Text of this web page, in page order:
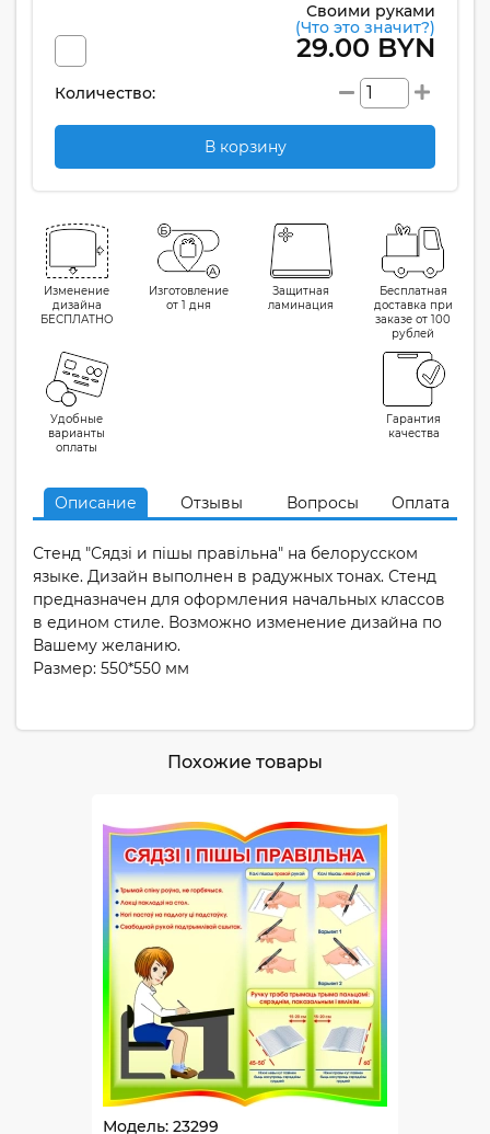
Своими руками
(Что это значит?)
29.00 BYN
Количество:
В корзину
Изменение
дизайна
БЕСПЛАТНО
Изготовление
от 1 дня
Защитная
ламинация
Бесплатная
доставка при
заказе от 100
рублей
Удобные
варианты
оплаты
Гарантия
качества
Описание Отзывы Вопросы Оплата
Стенд "Сядзi и пiшы правiльна" на белорусском
языке. Дизайн выполнен в радужных тонах. Стенд
предназначен для оформления начальных классов
в едином стиле. Возможно изменение дизайна по
Вашему желанию.
Размер: 550*550 мм
Похожие товары
Модель: 23299